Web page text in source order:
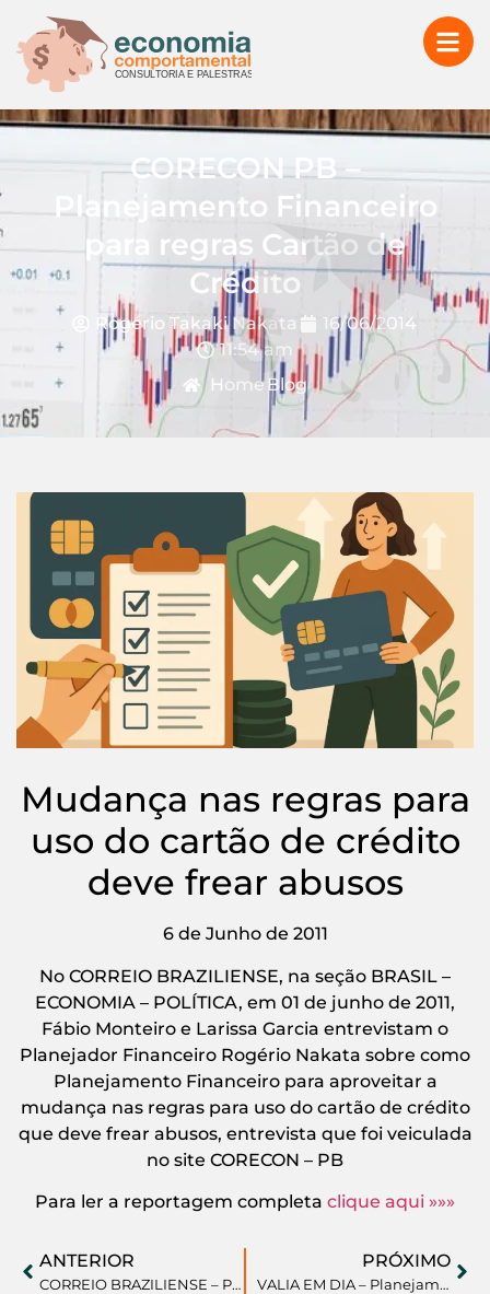
CORECON PB –
Planejamento Financeiro
para regras Cartão de
Crédito
Rogério Takaki Nakata
16/06/2014
11:54 am
Home Blog
Mudança nas regras para
uso do cartão de crédito
deve frear abusos
6 de Junho de 2011
No CORREIO BRAZILIENSE, na seção BRASIL –
ECONOMIA – POLÍTICA, em 01 de junho de 2011,
Fábio Monteiro e Larissa Garcia entrevistam o
Planejador Financeiro Rogério Nakata sobre como
Planejamento Financeiro para aproveitar a
mudança nas regras para uso do cartão de crédito
que deve frear abusos, entrevista que foi veiculada
no site CORECON – PB
Para ler a reportagem completa clique aqui »»»
ANTERIOR
CORREIO BRAZILIENSE – Planejamento Financeiro para regras Cartão de Crédito
PRÓXIMO
VALIA EM DIA – Planejamento Financeiro com o salário